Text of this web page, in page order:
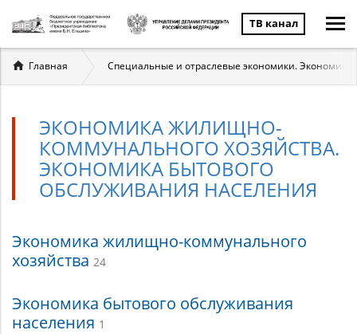
ТВ канал
Вы
здесь
Главная Специальные и отраслевые экономики. Экономика
ЭКОНОМИКА ЖИЛИЩНО-
КОММУНАЛЬНОГО ХОЗЯЙСТВА.
ЭКОНОМИКА БЫТОВОГО
ОБСЛУЖИВАНИЯ НАСЕЛЕНИЯ
Экономика
жилищно-
коммунального
Экономика жилищно-коммунального
хозяйства 24
Экономика бытового обслуживания
населения 1